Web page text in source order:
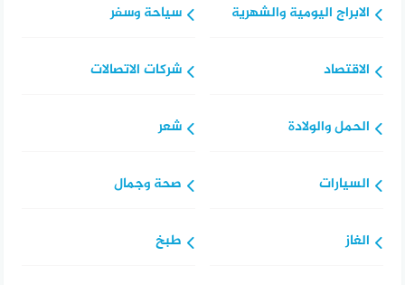
الابراج اليومية والشهرية
الاقتصاد
الحمل والولادة
السيارات
الغاز
سياحة وسفر
شركات الاتصالات
شعر
صحة وجمال
طبخ